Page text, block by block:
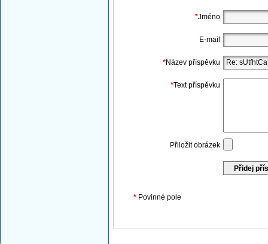
*Jméno
E-mail
*Název příspěvku
*Text příspěvku
Přiložit obrázek
* Povinné pole